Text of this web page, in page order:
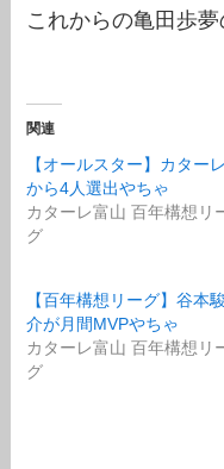
これからの亀田歩
関連
【オールスター】カターレ
から4人選出やちゃ
カターレ富山 百年構想リ
グ
【百年構想リーグ】谷本駿
介が月間MVPやちゃ
カターレ富山 百年構想リ
グ